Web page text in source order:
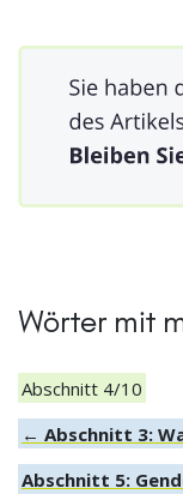
Wörter mit
Abschnitt 4/10
← Abschnitt 3:
Abschnitt 5: